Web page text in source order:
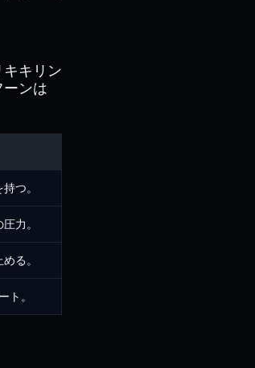
キリン
ンは
つ。
力。
る。
ト。